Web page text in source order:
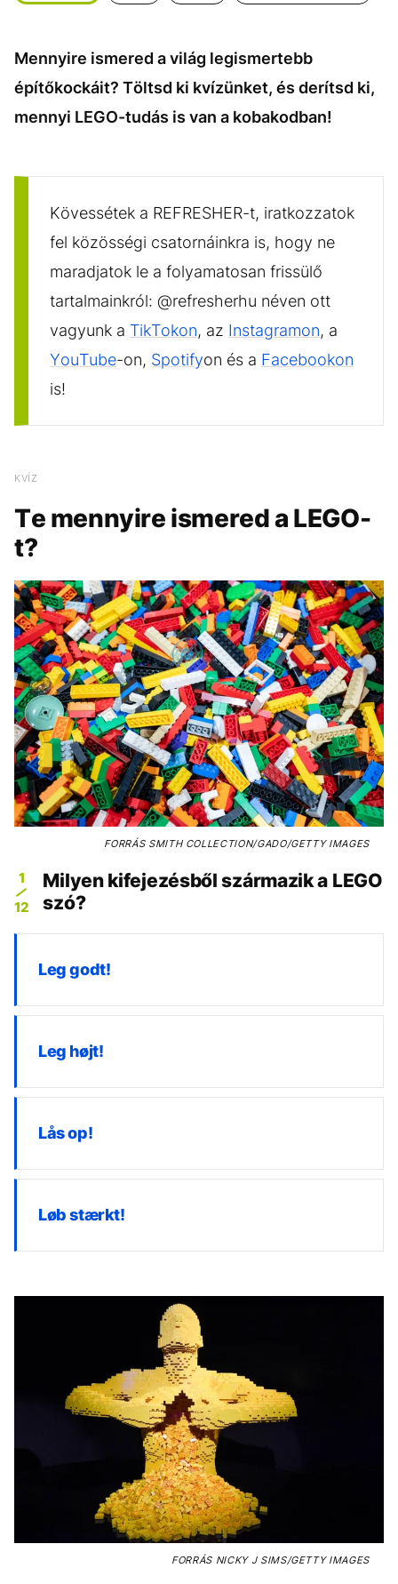
KÖZÉLET UTAZÁS
BESZÉLGETÉSEK ARCOK
VIDEÓ TÖRTÉNETEK
Mennyire ismered a világ legismertebb
építőkockáit? Töltsd ki kvízünket, és derítsd ki,
mennyi LEGO-tudás is van a kobakodban!
Kövessétek a REFRESHER-t, iratkozzatok
fel közösségi csatornáinkra is, hogy ne
maradjatok le a folyamatosan frissülő
tartalmainkról: @refresherhu néven ott
vagyunk a TikTokon, az Instagramon, a
YouTube-on, Spotifyon és a Facebookon
is!
KVÍZ
Te mennyire ismered a LEGO-
t?
FORRÁSSMITH COLLECTION/GADO/GETTY IMAGES
1
12
Milyen kifejezésből származik a LEGO
szó?
Leg godt!
Leg højt!
Lås op!
Løb stærkt!
FORRÁS NICKY J SIMS/GETTY IMAGES